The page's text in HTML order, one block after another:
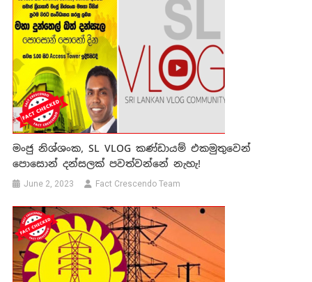
මංජු නිශ්ශංක, SL VLOG කණ්ඩායම් එකමුතුවෙන්
පොසොන් දන්සලක් පවත්වන්නේ නැහැ!
June 2, 2023 Fact Crescendo Team